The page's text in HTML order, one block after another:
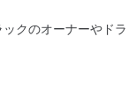
クのオーナーやドラ